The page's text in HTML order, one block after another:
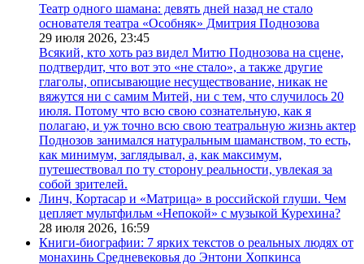
Театр одного шамана: девять дней назад не стало
основателя театра «Особняк» Дмитрия Поднозова
29 июля 2026, 23:45
Всякий, кто хоть раз видел Митю Поднозова на сцене,
подтвердит, что вот это «не стало», а также другие
глаголы, описывающие несуществование, никак не
вяжутся ни с самим Митей, ни с тем, что случилось 20
июля. Потому что всю свою сознательную, как я
полагаю, и уж точно всю свою театральную жизнь актер
Поднозов занимался натуральным шаманством, то есть,
как минимум, заглядывал, а, как максимум,
путешествовал по ту сторону реальности, увлекая за
собой зрителей.
Линч, Кортасар и «Матрица» в российской глуши. Чем
цепляет мультфильм «Непокой» с музыкой Курехина?
28 июля 2026, 16:59
Книги-биографии: 7 ярких текстов о реальных людях от
монахинь Средневековья до Энтони Хопкинса